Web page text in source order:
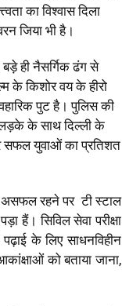
का विश्वास दिला
जिया भी है।
बड़े ही नैसर्गिक ढंग से
के किशोर वय के हीरो
पुट है। पुलिस की
लड़के के साथ दिल्ली के
सफल युवाओं का प्रतिशत
असफल रहने पर टी स्टाल
हैं। सिविल सेवा परीक्षा
के लिए साधनविहीन
को बताया जाना,